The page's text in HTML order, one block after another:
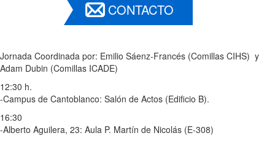
CONTACTO
Jornada Coordinada por: Emilio Sáenz-Francés (Comillas CIHS) y
Adam Dubin (Comillas ICADE)
12:30 h.
-Campus de Cantoblanco: Salón de Actos (Edificio B).
16:30
-Alberto Aguilera, 23: Aula P. Martín de Nicolás (E-308)